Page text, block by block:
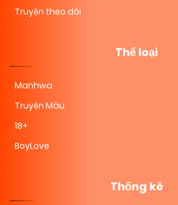
Truyện theo dõi
Thể loại
Manhwa
Truyện Màu
18+
BoyLove
Thống kê